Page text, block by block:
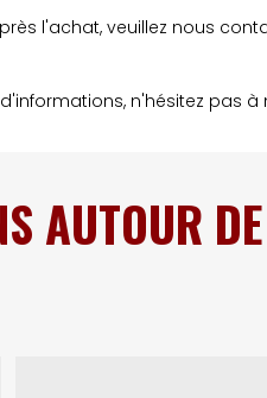
l'achat, veuillez nous
n'hésitez pas
AUTOUR